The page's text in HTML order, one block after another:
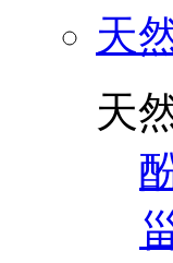
天
天